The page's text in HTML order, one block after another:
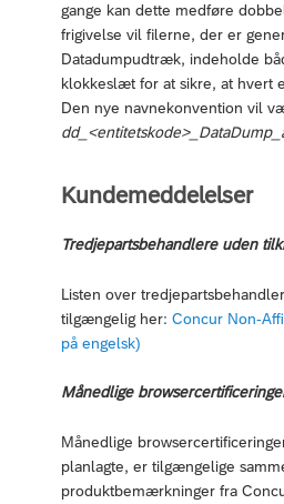
gange kan dette medføre
frigivelse vil filerne, der er
Datadumpudtræk, indeholde
klokkeslæt for at sikre, at hvert
Den nye navnekonvention vil
Kundemeddelelser
Tredjepartsbehandlere uden
Listen over
tilgængelig her: Concur Non-
på engelsk)
Månedlige
Månedlige
planlagte, er tilgængelige
produktbemærkninger fra